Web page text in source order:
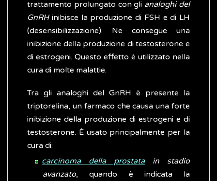
trattamento prolungato con gli analoghi del
GnRHinibisce la produzione di FSH e di LH
(desensibilizzazione). Ne consegue una
inibizione della produzione di testosterone e
di estrogeni. Questo effetto è utilizzato nella
cura di molte malattie.
Tra gli analoghi del GnRH è presente la
triptorelina, un farmaco che causa una forte
inibizione della produzione di estrogeni e di
testosterone. È usato principalmente per la
cura di:
carcinoma della prostatain stadio
avanzato, quando è indicata la